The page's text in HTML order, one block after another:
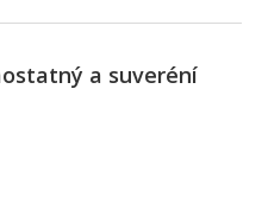
a suveréní